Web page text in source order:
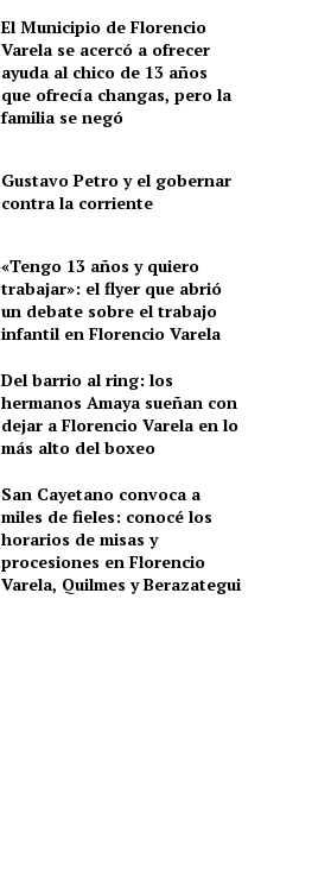
El Municipio de Florencio
Varela se acercó a ofrecer
ayuda al chico de 13 años
que ofrecía changas, pero la
familia se negó
Gustavo Petro y el gobernar
contra la corriente
«Tengo 13 años y quiero
trabajar»: el flyer que abrió
un debate sobre el trabajo
infantil en Florencio Varela
Del barrio al ring: los
hermanos Amaya sueñan con
dejar a Florencio Varela en lo
más alto del boxeo
San Cayetano convoca a
miles de fieles: conocé los
horarios de misas y
procesiones en Florencio
Varela, Quilmes y Berazategui